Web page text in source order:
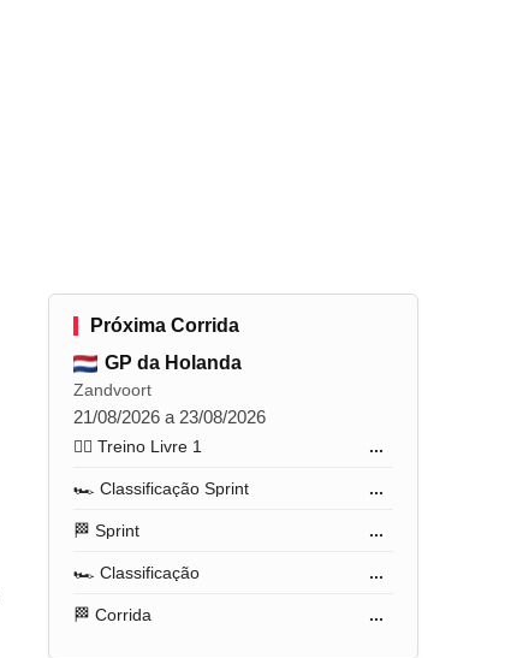
Próxima Corrida
GP da Holanda
Zandvoort
21/08/2026 a 23/08/2026
🏋️‍♂️ Treino Livre 1 ...
🏎️ Classificação Sprint ...
🏁 Sprint ...
🏎️ Classificação ...
🏁 Corrida ...